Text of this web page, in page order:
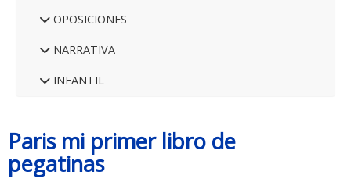
OPOSICIONES
NARRATIVA
INFANTIL
Paris mi primer libro de
pegatinas